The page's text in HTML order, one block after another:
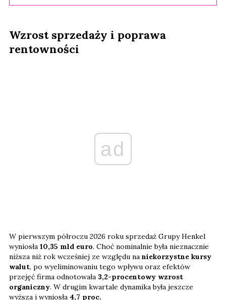
Wzrost sprzedaży i poprawa
rentowności
ad
W pierwszym półroczu 2026 roku sprzedaż Grupy Henkel
wyniosła 10,35 mld euro. Choć nominalnie była nieznacznie
niższa niż rok wcześniej ze względu na niekorzystne kursy
walut, po wyeliminowaniu tego wpływu oraz efektów
przejęć firma odnotowała 3,2-procentowy wzrost
organiczny. W drugim kwartale dynamika była jeszcze
wyższa i wyniosła 4,7 proc.